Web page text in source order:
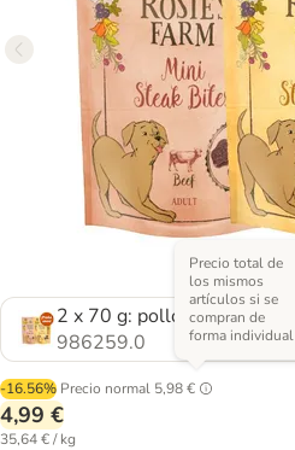
2 x 70 g: pollo y vacuno
986259.0
-16.56% Precio normal 5,98 €
Precio total de
los mismos
artículos si se
compran de
forma individual
4,99 €
35,64 € / kg